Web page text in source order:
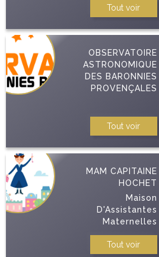
Tout voir
OBSERVATOIRE
ASTRONOMIQUE
DES BARONNIES
PROVENÇALES
Tout voir
MAM CAPITAINE
HOCHET
Maison
D'Assistantes
Maternelles
Tout voir